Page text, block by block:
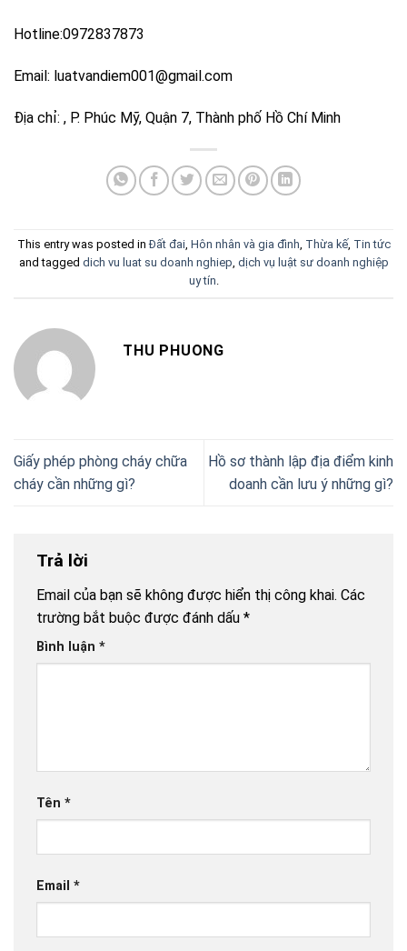
Hotline:0972837873
Email: luatvandiem001@gmail.com
Địa chỉ: , P. Phúc Mỹ, Quận 7, Thành phố Hồ Chí Minh
This entry was posted inĐất đai, Hôn nhân và gia đình, Thừa kế, Tin tức
and tagged dich vu luat su doanh nghiep, dịch vụ luật sư doanh nghiệp
uy tín.
THU PHUONG
Giấy phép phòng cháy chữa
cháy cần những gì?
Hồ sơ thành lập địa điểm kinh
doanh cần lưu ý những gì?
Trả lời
Email của bạn sẽ không được hiển thị công khai. Các
trường bắt buộc được đánh dấu *
Bình luận *
Tên *
Email *